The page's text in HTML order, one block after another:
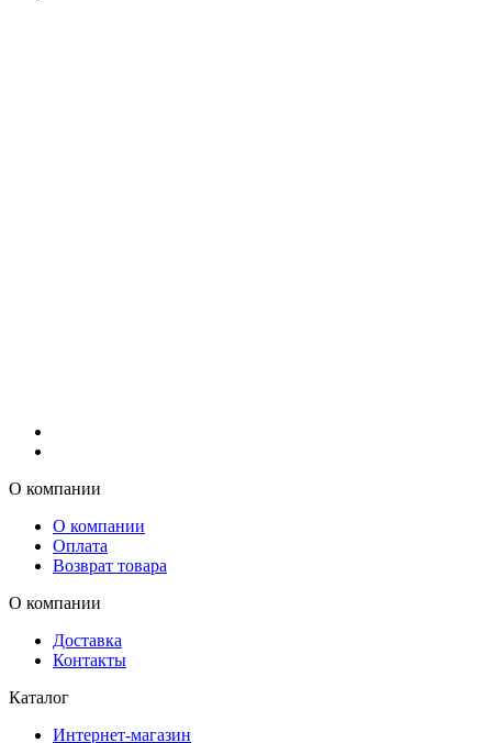
О компании
О компании
Оплата
Возврат товара
О компании
Доставка
Контакты
Каталог
Интернет-магазин